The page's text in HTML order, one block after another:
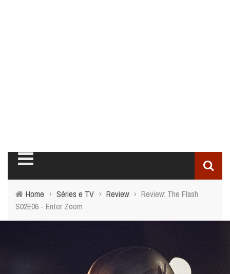
Home › Séries e TV › Review › Review: The Flash
S02E06 - Enter Zoom